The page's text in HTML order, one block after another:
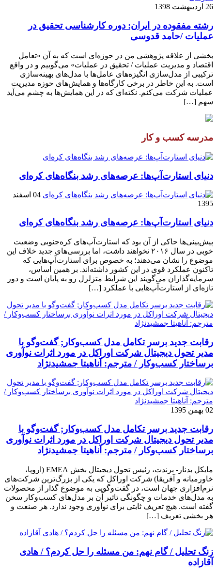
26 اردیبهشت 1398
رشته مفقوده در ایران: دوره کارشناسی تحقیق در
عملیات /حامد قدوسی
بخشی از علاقه پژوهشی من در حوزه‌ای است که به آن «تعامل
اقتصاد و مدیریت عملیات / تحقیق در عملیات» می‌گوییم و در واقع
ترکیبی از مدل‌سازی انگیزه‌های عامل‌ها با مدل‌های بهینه‌سازی
است. به این خاطر در برخی کارگاه‌ها و همایش‌های حوزه مدیریت
عملیات شرکت می‌کنم. نکته‌ای که در این همایش‌ها به چشم می‌آید
سهم […]
مدرسه کسب و کار
دنیای استارت‌آپ‌ها: عرصه‌های رشد بنگاه‌های کره‌ای‌
04 اسفند
1395
دنیای استارت‌آپ‌ها: عرصه‌های رشد بنگاه‌های کره‌ای‌
پیش‌بینی‌ها حاکی از آن بود که استارت‌آپ‌های کره‌جنوبی وضعیت
خوبی در سال ۲۰۱۶ نخواهند داشت، اما بررسی‌های جدید خلاف این
موضوع را نشان می‌دهند؛ به خصوص برای استارت‌آپ‌هایی که
تاکنون عملکرد قوی در این کشور داشته‌اند. بر همین اساس،
سرمایه‌گذاران می‌گویند این شرایط متزلزل رو به پایان است و دور
تازه‌ای از استارت‌آپ‌هایی با عملکرد […]
رقابت جدید برسر تکامل مدل کسب‌و‌کار; گفت‌وگو با
مدیر تحول دیجیتال شرکت اوراکل در مورد اثرات نوآوری
برساختار کسب‌وکار / مترجم: آناهیتا جمشیدنژاد
02 بهمن 1395
رقابت جدید برسر تکامل مدل کسب‌و‌کار; گفت‌وگو با
مدیر تحول دیجیتال شرکت اوراکل در مورد اثرات نوآوری
برساختار کسب‌وکار / مترجم: آناهیتا جمشیدنژاد
مایکل بدنار- برندت، رئیس تحول دیجیتال بخش EMEA (اروپا،
خاورمیانه و آفریقا) شرکت اوراکل که یکی از بزرگ‌ترین شرکت‌های
نرم‌افزاری جهان است، در گفت‌وگویی به موضوع گذار از محصولات
به مدل‌های خدمات و چگونگی تاثیر آن بر مدل‌های کسب‌و‌کار سخن
گفته است. هیچ تعریف ثابتی برای نوآوری وجود ندارد. هر صنعت و
هر بخشی تعریف […]
زنگ تحلیل / گام نهم: من مسئله را حل کردم؟ / هادی
آقازاده